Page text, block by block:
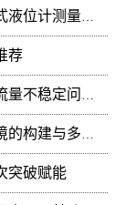
液氮自动供液系统差压式液位计测量值周期性
荐
自动液氮泵启动故障与流量不稳定问题：技术排查
液氮深冷箱：超低温环境的构建与多领域技术赋能
突破赋能